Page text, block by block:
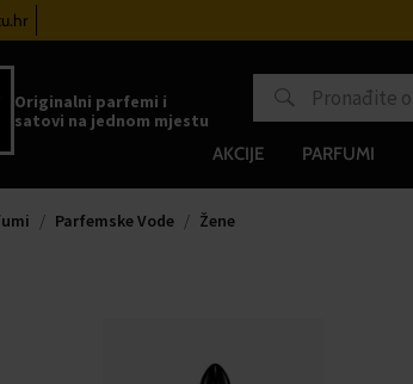
Originalni parfemi i
satovi na jednom mjestu
AKCIJE PARFUMI
Parfemske Vode Žene